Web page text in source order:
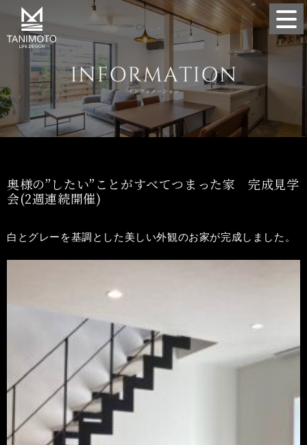
奥様の”したい”ことがすべてつまった家 完成見学
会(2週連続開催)
白とグレーを基調とした美しい外観のお家が完成しました。